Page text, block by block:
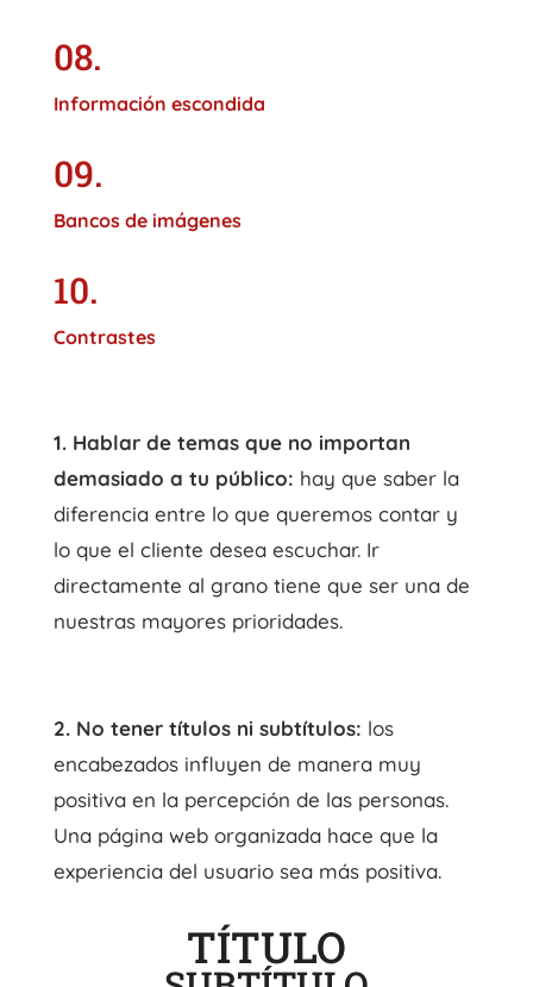
08.
Información escondida
09.
Bancos de imágenes
10.
Contrastes
1. Hablar de temas que no importan
demasiado a tu público: hay que saber la
diferencia entre lo que queremos contar y
lo que el cliente desea escuchar. Ir
directamente al grano tiene que ser una de
nuestras mayores prioridades.
2. No tener títulos ni subtítulos: los
encabezados influyen de manera muy
positiva en la percepción de las personas.
Una página web organizada hace que la
experiencia del usuario sea más positiva.
TÍTULO